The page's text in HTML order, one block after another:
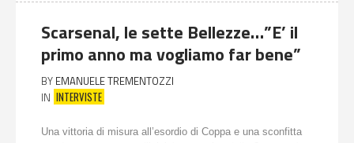
Scarsenal, le sette Bellezze…”E’ il
primo anno ma vogliamo far bene”
BY EMANUELE TREMENTOZZI
IN INTERVISTE
Una vittoria di misura all’esordio di Coppa e una sconfitta